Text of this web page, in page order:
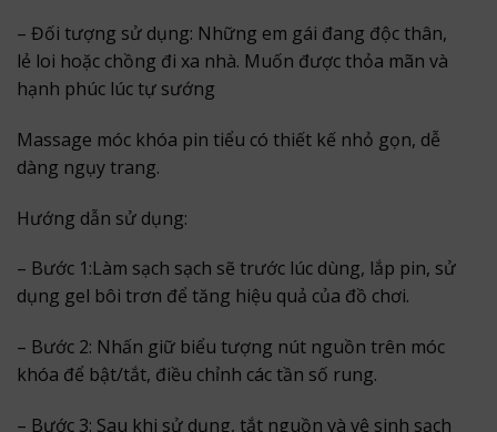
– Đối tượng sử dụng: Những em gái đang độc thân,
lẻ loi hoặc chồng đi xa nhà. Muốn được thỏa mãn và
hạnh phúc lúc tự sướng
Massage móc khóa pin tiểu có thiết kế nhỏ gọn, dễ
dàng ngụy trang.
Hướng dẫn sử dụng:
– Bước 1:Làm sạch sạch sẽ trước lúc dùng, lắp pin, sử
dụng gel bôi trơn để tăng hiệu quả của đồ chơi.
– Bước 2: Nhấn giữ biểu tượng nút nguồn trên móc
khóa để bật/tắt, điều chỉnh các tần số rung.
– Bước 3: Sau khi sử dụng, tắt nguồn và vệ sinh sạch